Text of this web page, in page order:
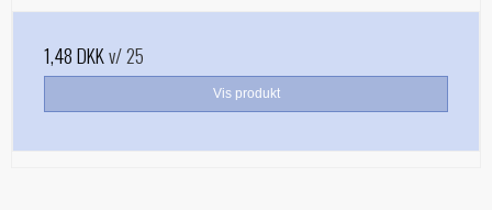
1,48 DKKv/ 25
Vis produkt